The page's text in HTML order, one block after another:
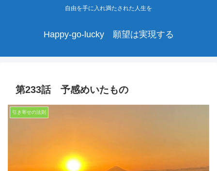
自由を手に入れ満たされた人生を
Happy-go-lucky 願望は実現する
第233話 予感めいたもの
引き寄せの法則